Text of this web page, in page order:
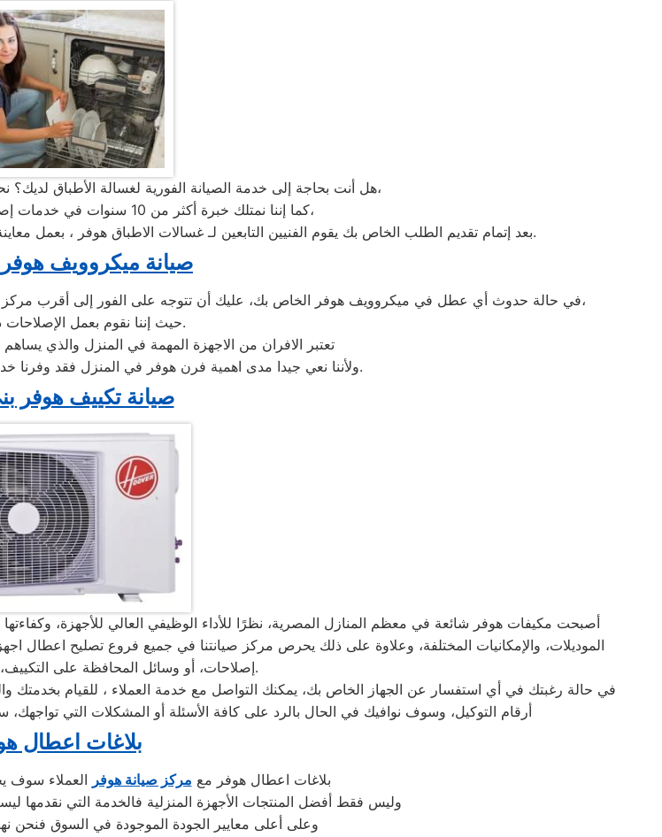
هل أنت بحاجة إلى خدمة الصيانة الفورية لغسالة الأطباق لديك؟ نحن نمنحك خدمة الصيانة الفورية التي ترغب بها،
كما إننا نمتلك خبرة أكثر من 10 سنوات في خدمات إصلاحات كافة أنواع غسالات الأطباق،
بعد إتمام تقديم الطلب الخاص بك يقوم الفنيين التابعين لـ غسالات الاطباق هوفر ، بعمل معاينة بالمنزل لتحديد العطل، ثم القيام بإصلاحه دون سحب الجهاز إلى التوكيل.
صيانة ميكروويف هوفر
في حالة حدوث أي عطل في ميكروويف هوفر الخاص بك، عليك أن تتوجه على الفور إلى أقرب مركز صيانة ميكروويف هوفر، أو من خلال التواصل مع ممثلي خدمة العملاء عبر الهاتف،
حيث إننا نقوم بعمل الإصلاحات داخل منزلك.
تعتبر الافران من الاجهزة المهمة في المنزل والذي
ولأننا نعي جيدا مدى اهمية فرن هوفر في المنزل فقد وفرنا خدمة مميزة وقطع غيار اصلية لكافة الأعطال.
صيانة تكييف هوفر
أصبحت مكيفات هوفر شائعة في معظم المنازل المصرية، نظرًا للأداء الوظيفي العالي للأجهزة، وكفاءتها
الموديلات، والإمكانيات المختلفة، وعلاوة على ذلك يحرص مركز صيانتنا في جميع فروع تصليح اعطال
إصلاحات، أو وسائل المحافظة على التكييف، من نصائح وصيانة دورية.
في حالة رغبتك في أي استفسار عن الجهاز الخاص بك، يمكنك التواصل مع خدمة العملاء ، للقيام
أرقام التوكيل، وسوف نوافيك في الحال بالرد على كافة الأسئلة أو المشكلات التي
بلاغات اعطال
بلاغات اعطال هوفر مع مركز صيانة هوفر العملاء سوف
وليس فقط أفضل المنتجات الأجهزة المنزلية فالخدمة التي
وعلى أعلى معايير الجودة الموجودة في السوق فنحن